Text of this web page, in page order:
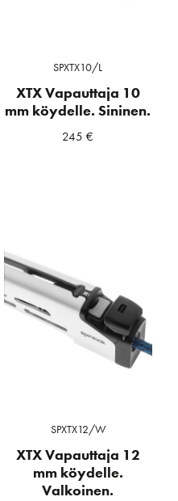
SPXTX10/L
XTX Vapauttaja 10
mm köydelle. Sininen.
245€
SPXTX12/W
XTX Vapauttaja 12
mm köydelle.
Valkoinen.